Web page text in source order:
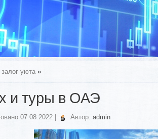
уюта»
и туры в ОАЭ
07.08.2022 Автор: admin